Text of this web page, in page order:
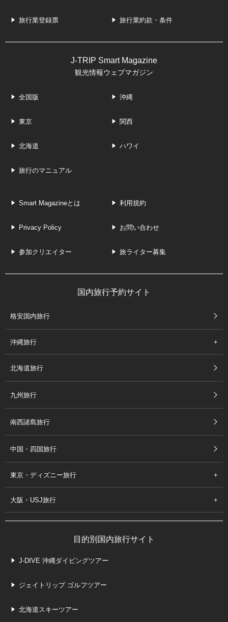
旅行業登録票 旅行業約款・条件
J-TRIP Smart Magazine
観光情報ウェブマガジン
全国版 沖縄
東京 関西
北海道 ハワイ
旅行のマニュアル
Smart Magazineとは 利用規約
Privacy Policy お問い合わせ
参加クリエイター 旅ライター募集
国内旅行予約サイト
格安国内旅行
沖縄旅行
北海道旅行
九州旅行
南西諸島旅行
中国・四国旅行
東京・ディズニー旅行
大阪・USJ旅行
目的別国内旅行サイト
J-DIVE 沖縄ダイビングツアー
ジェイトリップ ゴルフツアー
北海道スキーツアー